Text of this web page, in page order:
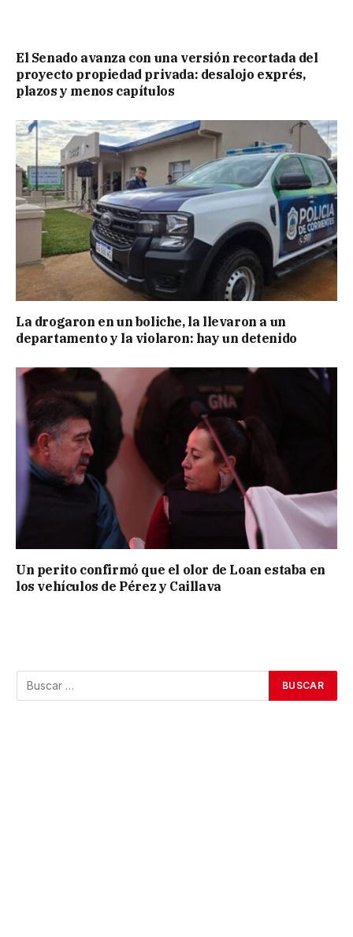
El Senado avanza con una versión recortada del
proyecto propiedad privada: desalojo exprés,
plazos y menos capítulos
La drogaron en un boliche, la llevaron a un
departamento y la violaron: hay un detenido
Un perito confirmó que el olor de Loan estaba en
los vehículos de Pérez y Caillava